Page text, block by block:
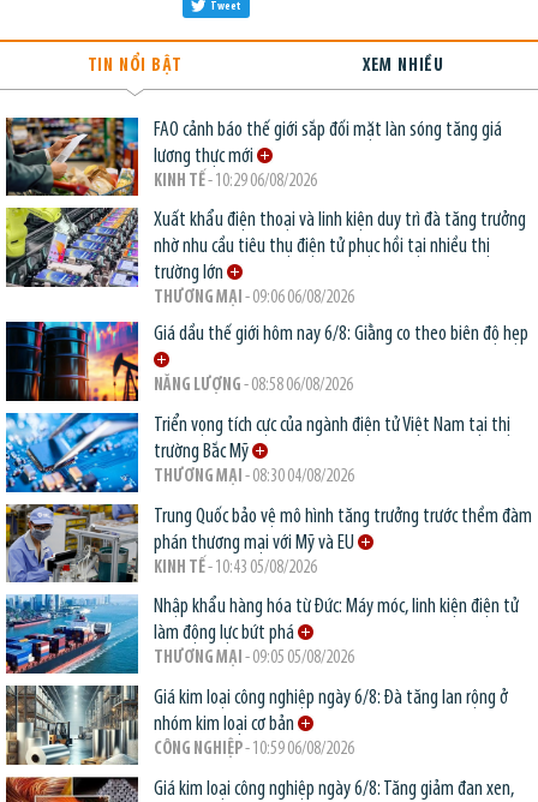
Tweet
TIN NỔI BẬT XEM NHIỀU
FAO cảnh báo thế giới sắp đối mặt làn sóng tăng giá
lương thực mới
KINH TẾ- 10:29 06/08/2026
Xuất khẩu điện thoại và linh kiện duy trì đà tăng trưởng
nhờ nhu cầu tiêu thụ điện tử phục hồi tại nhiều thị
trường lớn
THƯƠNG MẠI - 09:06 06/08/2026
Giá dầu thế giới hôm nay 6/8: Giằng co theo biên độ hẹp
NĂNG LƯỢNG - 08:58 06/08/2026
Triển vọng tích cực của ngành điện tử Việt Nam tại thị
trường Bắc Mỹ
THƯƠNG MẠI - 08:30 04/08/2026
Trung Quốc bảo vệ mô hình tăng trưởng trước thềm đàm
phán thương mại với Mỹ và EU
KINH TẾ- 10:43 05/08/2026
Nhập khẩu hàng hóa từ Đức: Máy móc, linh kiện điện tử
làm động lực bứt phá
THƯƠNG MẠI - 09:05 05/08/2026
Giá kim loại công nghiệp ngày 6/8: Đà tăng lan rộng ở
nhóm kim loại cơ bản
CÔNG NGHIỆP- 10:59 06/08/2026
Giá kim loại công nghiệp ngày 6/8: Tăng giảm đan xen,